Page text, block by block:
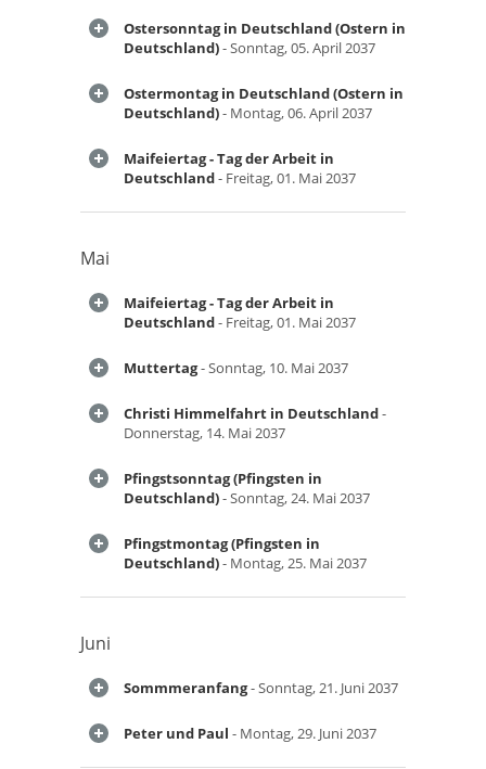
Ostersonntag in Deutschland (Ostern in
Deutschland)- Sonntag, 05. April 2037
Ostermontag in Deutschland (Ostern in
Deutschland)- Montag, 06. April 2037
Maifeiertag - Tag der Arbeit in
Deutschland- Freitag, 01. Mai 2037
Mai
Maifeiertag - Tag der Arbeit in
Deutschland- Freitag, 01. Mai 2037
Muttertag- Sonntag, 10. Mai 2037
Christi Himmelfahrt in Deutschland-
Donnerstag, 14. Mai 2037
Pfingstsonntag (Pfingsten in
Deutschland)- Sonntag, 24. Mai 2037
Pfingstmontag (Pfingsten in
Deutschland)- Montag, 25. Mai 2037
Juni
Sommmeranfang- Sonntag, 21. Juni 2037
Peter und Paul - Montag, 29. Juni 2037